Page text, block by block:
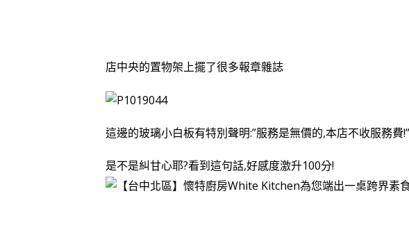
店中央的置物架上擺了很多報章雜誌
這邊的玻璃小白板有特別聲明:”服務是無價的,本店不收服務費!”
是不是糾甘心耶?看到這句話,好感度激升100分!